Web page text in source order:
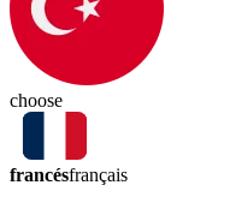
choose
francésfrançais